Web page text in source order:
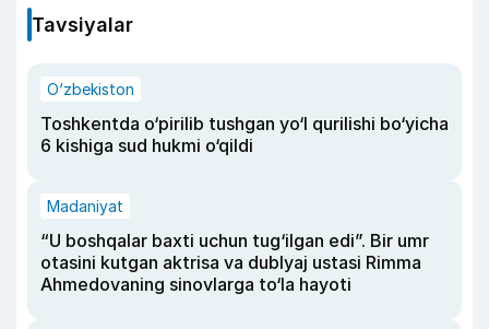
Tavsiyalar
O‘zbekiston
Toshkentda o‘pirilib tushgan yo‘l qurilishi bo‘yicha
6 kishiga sud hukmi o‘qildi
Madaniyat
“U boshqalar baxti uchun tug‘ilgan edi”. Bir umr
otasini kutgan aktrisa va dublyaj ustasi Rimma
Ahmedovaning sinovlarga to‘la hayoti